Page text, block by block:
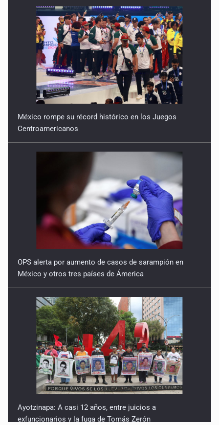
México rompe su récord histórico en los Juegos
Centroamericanos
OPS alerta por aumento de casos de sarampión en
México y otros tres países de Ámerica
Ayotzinapa: A casi 12 años, entre juicios a
exfuncionarios y la fuga de Tomás Zerón